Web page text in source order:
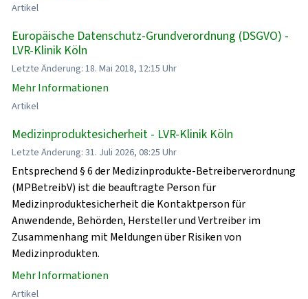
Artikel
Europäische Datenschutz-Grundverordnung (DSGVO) -
LVR-Klinik Köln
Letzte Änderung: 18. Mai 2018, 12:15 Uhr
Mehr Informationen
Artikel
Medizinproduktesicherheit - LVR-Klinik Köln
Letzte Änderung: 31. Juli 2026, 08:25 Uhr
Entsprechend § 6 der Medizinprodukte-Betreiberverordnung
(MPBetreibV) ist die beauftragte Person für
Medizinproduktesicherheit die Kontaktperson für
Anwendende, Behörden, Hersteller und Vertreiber im
Zusammenhang mit Meldungen über Risiken von
Medizinprodukten.
Mehr Informationen
Artikel